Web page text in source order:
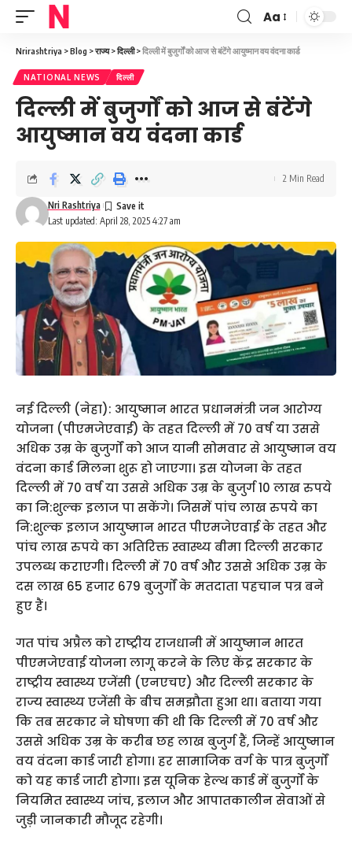
Font
Resizer
Aa
Nrirashtriya >Blog >राज्य>दिल्ली>दिल्ली में बुजुर्गों को आज से बंटेंगे आयुष्मान वय वंदना कार्ड
NATIONAL NEWS दिल्ली
दिल्ली में बुजुर्गों को आज से बंटेंगे
आयुष्मान वय वंदना कार्ड
Last updated: April 28, 2025 4:27 am
Nri Rashtriya
2 Min Read
नई दिल्ली (नेहा): आयुष्मान भारत प्रधानमंत्री जन आरोग्य
योजना (पीएमजेएवाई) के तहत दिल्ली में 70 वर्ष या उससे
अधिक उम्र के बुजुर्गों को आज यानी सोमवार से आयुष्मान वय
वंदना कार्ड मिलना शुरू हो जाएगा। इस योजना के तहत
दिल्ली में 70 वर्ष या उससे अधिक उम्र के बुजुर्ग 10 लाख रुपये
का नि:शुल्क इलाज पा सकेंगे। जिसमें पांच लाख रुपये का
नि:शुल्क इलाज आयुष्मान भारत पीएमजेएवाई के तहत और
पांच लाख रुपये का अतिरिक्त स्वास्थ्य बीमा दिल्ली सरकार
उपलब्ध कराएगी। दिल्ली में 70 वर्ष और उससे अधिक उम्र के
दस लाख 65 हजार 679 बुजुर्गों के मतदाता पहचान पत्र बने
हुए हैं।
गत पांच अप्रैल को राष्ट्रीय राजधानी में आयुष्मान भारत
पीएमजेएवाई योजना लागू करने के लिए केंद्र सरकार के
राष्ट्रीय स्वास्थ्य एजेंसी (एनएचए) और दिल्ली सरकार के
राज्य स्वास्थ्य एजेंसी के बीच समझौता हुआ था। बताया गया
कि तब सरकार ने घोषणा की थी कि दिल्ली में 70 वर्ष और
उससे अधिक उम्र के करीब छह लाख बुजुर्ग हैं, जिन्हें आयुष्मान
वय वंदना कार्ड जारी होगा। हर सामाजिक वर्ग के पात्र बुजुर्गों
को यह कार्ड जारी होगा। इस यूनिक हेल्थ कार्ड में बुजुर्गों के
नियमित स्वास्थ्य जांच, इलाज और आपातकालीन सेवाओं से
जुड़ी जानकारी मौजूद रहेगी।